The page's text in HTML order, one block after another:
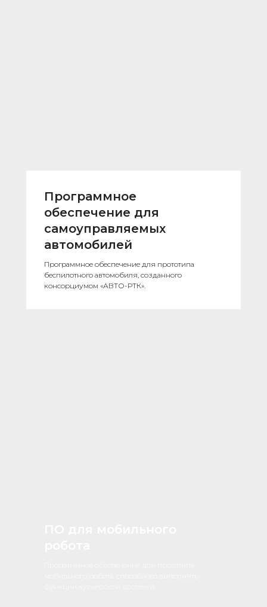
Программное
обеспечение для
самоуправляемых
автомобилей
Программное обеспечение для прототипа
беспилотного автомобиля, созданного
консорциумом «АВТО-РТК».